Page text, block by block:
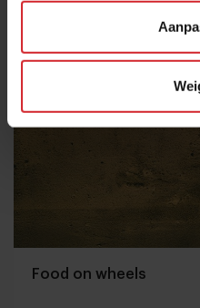
Food on wheels